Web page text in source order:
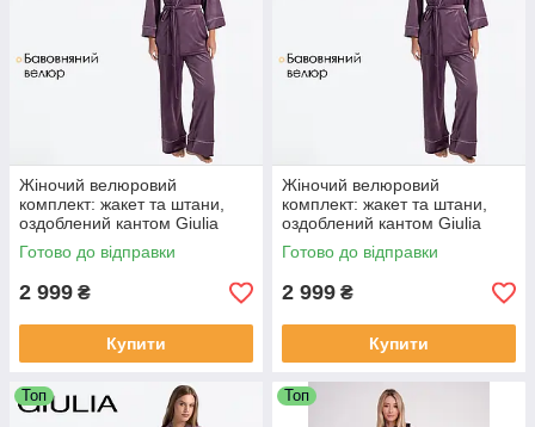
Жіночий велюровий
комплект: жакет та штани,
оздоблений кантом Giulia
SOFT WINTER 5606/080 M
Violet-lavender purple,
Готово до відправки
2 999 ₴
Купити
Жіночий велюровий
комплект: жакет та штани,
оздоблений кантом Giulia
SOFT WINTER 5606/080 L
Violet-lavender purple,
Готово до відправки
2 999 ₴
Купити
Топ Топ